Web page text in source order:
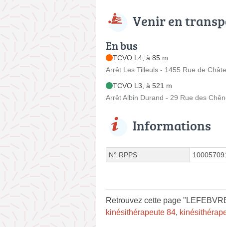
Venir en
En bus
TCVO L4, à 85 m
Arrêt Les Tilleuls - 1455 Rue de
TCVO L3, à 521 m
Arrêt Albin Durand - 29 Rue des
Informations
N° RPPS
Retrouvez cette page
kinésithérapeute 84,